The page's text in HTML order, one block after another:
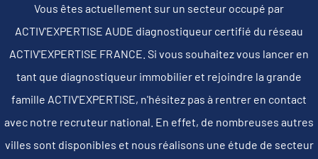
Vous êtes actuellement sur un secteur occupé par
ACTIV'EXPERTISE AUDE diagnostiqueur certifié du réseau
ACTIV'EXPERTISE FRANCE. Si vous souhaitez vous lancer en
tant que diagnostiqueur immobilier et rejoindre la grande
famille ACTIV'EXPERTISE, n'hésitez pas à rentrer en contact
avec notre recruteur national. En effet, de nombreuses autres
villes sont disponibles et nous réalisons une étude de secteur